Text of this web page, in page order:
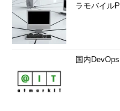
ラモバイル
国内